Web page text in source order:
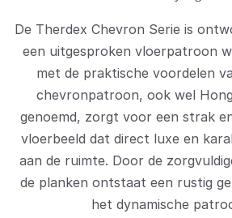
De Therdex Chevron Serie is
een uitgesproken vloerpatroon
met de praktische voordelen
chevronpatroon, ook wel
genoemd, zorgt voor een strak
vloerbeeld dat direct luxe en
aan de ruimte. Door de
de planken ontstaat een rustig
het dynamische